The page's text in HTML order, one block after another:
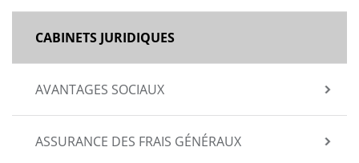
CABINETS JURIDIQUES
AVANTAGES SOCIAUX
ASSURANCE DES FRAIS GÉNÉRAUX